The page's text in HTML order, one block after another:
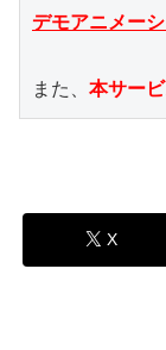
デモアニメー
また、 本サー
X